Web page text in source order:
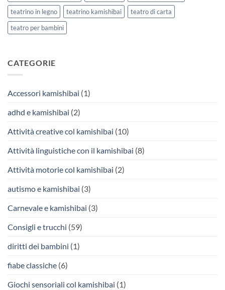
teatrino in legno
teatrino kamishibai
teatro di carta
teatro per bambini
CATEGORIE
Accessori kamishibai (1)
adhd e kamishibai (2)
Attività creative col kamishibai (10)
Attività linguistiche con il kamishibai (8)
Attività motorie col kamishibai (2)
autismo e kamishibai (3)
Carnevale e kamishibai (3)
Consigli e trucchi (59)
diritti dei bambini (1)
fiabe classiche (6)
Giochi sensoriali col kamishibai (1)